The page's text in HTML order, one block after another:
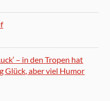
– in den Tropen hat
Glück, aber viel Humor